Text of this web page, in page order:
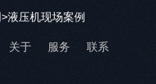
>液压机现场案例
关于 服务 联系